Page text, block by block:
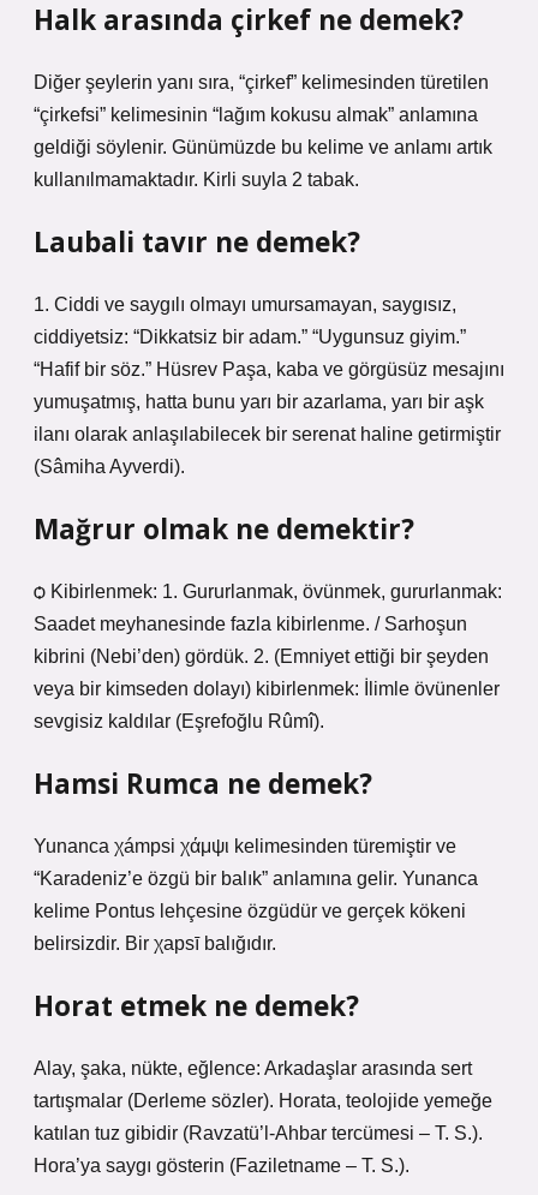
Halk arasında çirkef ne demek?
Diğer şeylerin yanı sıra, “çirkef” kelimesinden türetilen
“çirkefsi” kelimesinin “lağım kokusu almak” anlamına
geldiği söylenir. Günümüzde bu kelime ve anlamı artık
kullanılmamaktadır. Kirli suyla 2 tabak.
Laubali tavır ne demek?
1. Ciddi ve saygılı olmayı umursamayan, saygısız,
ciddiyetsiz: “Dikkatsiz bir adam.” “Uygunsuz giyim.”
“Hafif bir söz.” Hüsrev Paşa, kaba ve görgüsüz mesajını
yumuşatmış, hatta bunu yarı bir azarlama, yarı bir aşk
ilanı olarak anlaşılabilecek bir serenat haline getirmiştir
(Sâmiha Ayverdi).
Mağrur olmak ne demektir?
ѻ Kibirlenmek: 1. Gururlanmak, övünmek, gururlanmak:
Saadet meyhanesinde fazla kibirlenme. / Sarhoşun
kibrini (Nebi’den) gördük. 2. (Emniyet ettiği bir şeyden
veya bir kimseden dolayı) kibirlenmek: İlimle övünenler
sevgisiz kaldılar (Eşrefoğlu Rûmî).
Hamsi Rumca ne demek?
Yunanca χámpsi χάμψι kelimesinden türemiştir ve
“Karadeniz’e özgü bir balık” anlamına gelir. Yunanca
kelime Pontus lehçesine özgüdür ve gerçek kökeni
belirsizdir. Bir χapsī balığıdır.
Horat etmek ne demek?
Alay, şaka, nükte, eğlence: Arkadaşlar arasında sert
tartışmalar (Derleme sözler). Horata, teolojide yemeğe
katılan tuz gibidir (Ravzatü’l-Ahbar tercümesi – T. S.).
Hora’ya saygı gösterin (Faziletname – T. S.).